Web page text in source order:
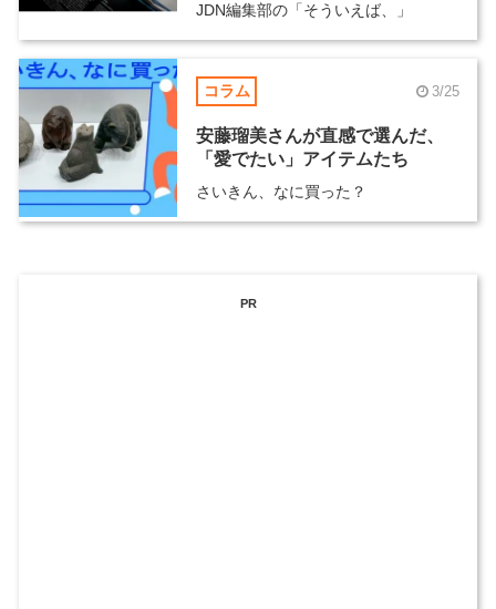
JDN編集部の「そういえば、」
コラム 3/25
安藤瑠美さんが直感で選んだ、
「愛でたい」アイテムたち
さいきん、なに買った？
PR